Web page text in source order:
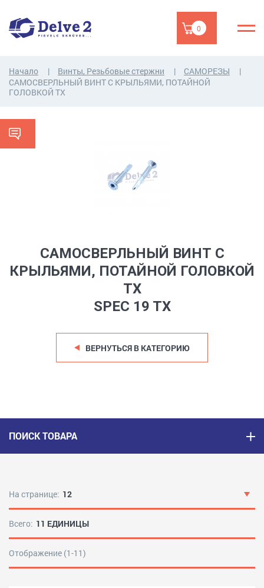
0
Начало Винты, Резьбовые стержни
САМОРЕЗЫ
САМОСВЕРЛЬНЫЙ ВИНТ С КРЫЛЬЯМИ, ПОТАЙНОЙ
ГОЛОВКОЙ TX
САМОСВЕРЛЬНЫЙ ВИНТ С
КРЫЛЬЯМИ, ПОТАЙНОЙ ГОЛОВКОЙ
TX
SPEC 19 TX
ВЕРНУТЬСЯ В КАТЕГОРИЮ
ПОИСК ТОВАРА
На странице: 12
Всего: 11 ЕДИНИЦЫ
Отображение (1-11)